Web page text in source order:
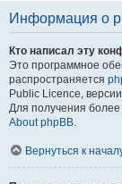
Информация о
Кто написал эту
Это программное
распространяется
Public Licence,
Для получения
About phpBB.
Вернуться к